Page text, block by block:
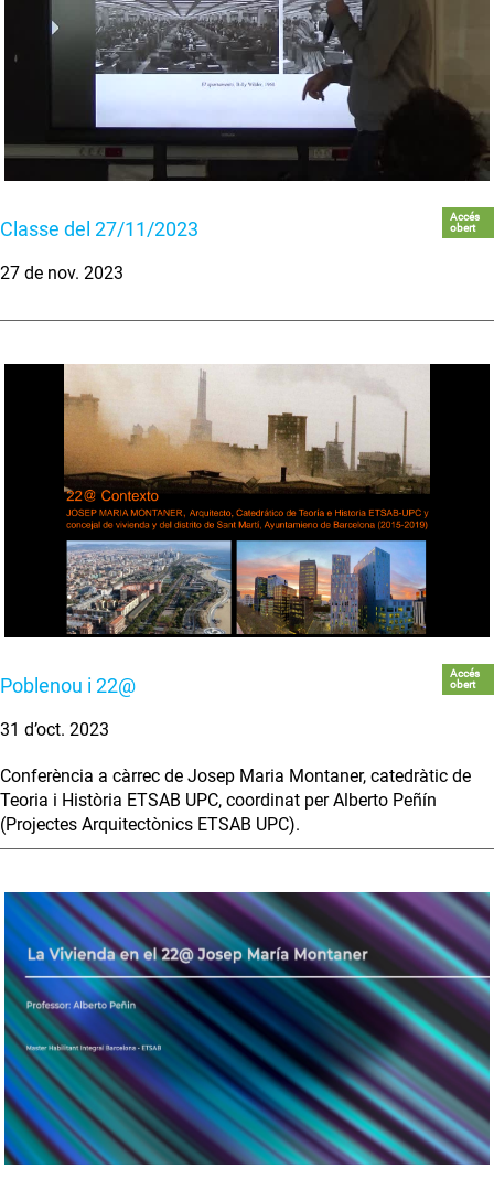
Classe del 27/11/2023
Accés
obert
27 de nov. 2023
Poblenou i 22@
Accés
obert
31 d’oct. 2023
Conferència a càrrec de Josep Maria Montaner, catedràtic de
Teoria i Història ETSAB UPC, coordinat per Alberto Peñín
(Projectes Arquitectònics ETSAB UPC).